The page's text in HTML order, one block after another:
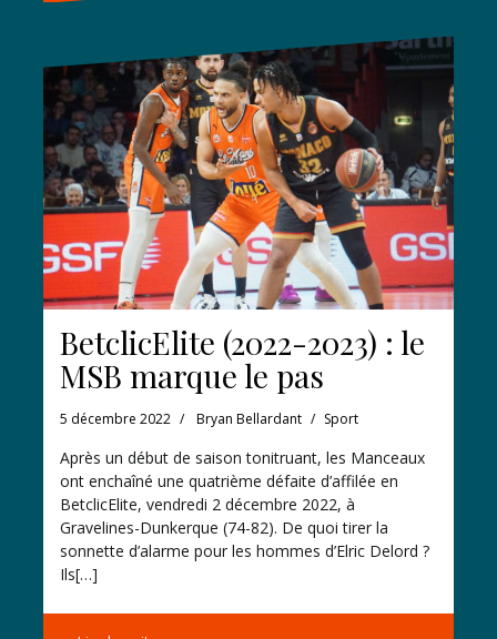
BetclicElite (2022-2023) : le
MSB marque le pas
5 décembre 2022 Bryan Bellardant Sport
Après un début de saison tonitruant, les Manceaux
ont enchaîné une quatrième défaite d’affilée en
BetclicElite, vendredi 2 décembre 2022, à
Gravelines-Dunkerque (74-82). De quoi tirer la
sonnette d’alarme pour les hommes d’Elric Delord ?
Ils[…]